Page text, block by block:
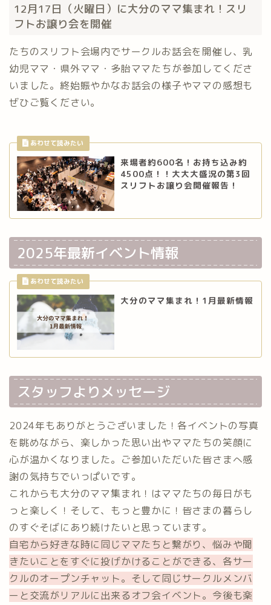
12月17日（火曜日）に大分のママ集まれ！スリ
フトお譲り会を開催
たちのスリフト会場内でサークルお話会を開催し、乳
幼児ママ・県外ママ・多胎ママたちが参加してくださ
いました。終始賑やかなお話会の様子やママの感想も
ぜひご覧ください。
来場者約600名！お持ち込み約
4500点！！大大大盛況の第3回
スリフトお譲り会開催報告！
2025年最新イベント情報
大分のママ集まれ！1月最新情報
スタッフよりメッセージ
2024年もありがとうございました！各イベントの写真
を眺めながら、楽しかった思い出やママたちの笑顔に
心が温かくなりました。ご参加いただいた皆さまへ感
謝の気持ちでいっぱいです。
これからも大分のママ集まれ！はママたちの毎日がも
っと楽しく！そして、もっと豊かに！皆さまの暮らし
のすぐそばにあり続けたいと思っています。
自宅から好きな時に同じママたちと繋がり、悩みや聞
きたいことをすぐに投げかけることができる、各サー
クルのオープンチャット。そして同じサークルメンバ
ーと交流がリアルに出来るオフ会イベント。今後も楽